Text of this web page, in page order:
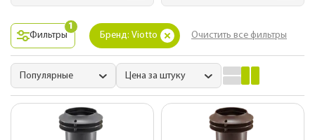
Фильтры
1
Бренд: Viotto
Очистить все фильтры
Популярные Цена за штуку